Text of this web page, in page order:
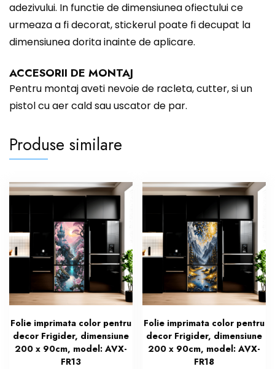
adezivului. In functie de dimensiunea ofiectului ce
urmeaza a fi decorat, stickerul poate fi decupat la
dimensiunea dorita inainte de aplicare.
ACCESORII DE MONTAJ
Pentru montaj aveti nevoie de racleta, cutter, si un
pistol cu aer cald sau uscator de par.
Produse similare
Folie imprimata color pentru
decor Frigider, dimensiune
200 x 90cm, model: AVX-
FR13
Folie imprimata color pentru
decor Frigider, dimensiune
200 x 90cm, model: AVX-
FR18